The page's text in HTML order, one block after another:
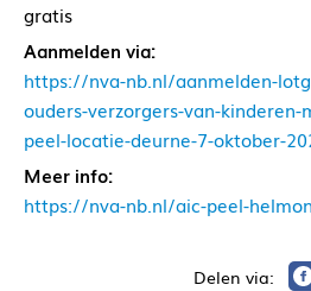
gratis
Aanmelden via:
https://nva-nb.nl/aanmelden-
ouders-verzorgers-van-
peel-locatie-deurne-7-oktober-
Meer info:
https://nva-nb.nl/aic-peel-